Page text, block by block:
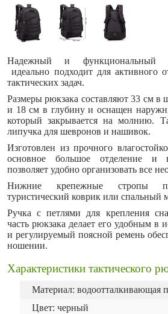
Надежный и функциональный
идеально подходит для активного
тактических задач.
Размеры рюкзака составляют 33 см в
и 18 см в глубину и оснащен
который закрывается на молнию.
липучка для шевронов и нашивок.
Изготовлен из прочного
основное большое отделение и
позволяет удобно организовать все
Нижние крепежные стропы
туристический коврик или спальный
Ручка с петлями для крепления
часть рюкзака делает его удобным в
и регулируемый поясной ремень
ношении.
Характеристики тактического
Материал: водоотталкивающая
Цвет: черный